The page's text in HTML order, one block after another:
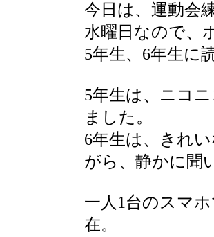
今日は、運動会
水曜日なので、
5年生、6年生に
5年生は、ニコ
ました。
6年生は、きれ
がら、静かに聞
一人1台のスマ
在。